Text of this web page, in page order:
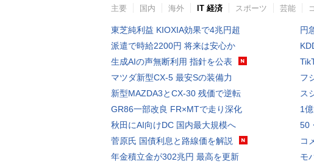
主要 国内 海外 IT 経済 スポーツ 芸能
東芝純利益 KIOXIA効果で4兆円超
派遣で時給2200円 将来は安心か
生成AIの声無断利用 指針を公表
マツダ新型CX-5 最安Sの装備力
新型MAZDA3とCX-30 残価で逆転
GR86一部改良 FR×MTで走り深化
秋田にAI向けDC 国内最大規模へ
菅原氏 国債利息と路線価を解説
年金積立金が302兆円 最高を更新
円
フ
ス
1
50
コ
モ